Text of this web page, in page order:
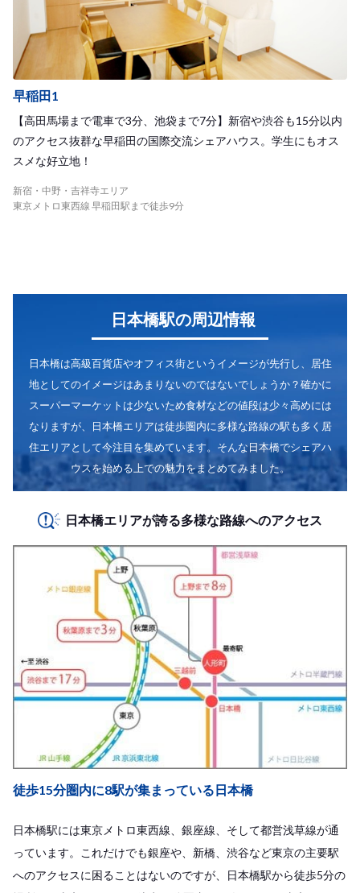
早稲田1
【高田馬場まで電車で3分、池袋まで7分】新宿や渋谷も15分以内
のアクセス抜群な早稲田の国際交流シェアハウス。学生にもオス
スメな好立地！
新宿・中野・吉祥寺エリア
東京メトロ東西線 早稲田駅まで徒歩9分
日本橋駅の周辺情報
日本橋は高級百貨店やオフィス街というイメージが先行し、居住
地としてのイメージはあまりないのではないでしょうか？確かに
スーパーマーケットは少ないため食材などの値段は少々高めには
なりますが、日本橋エリアは徒歩圏内に多様な路線の駅も多く居
住エリアとして今注目を集めています。そんな日本橋でシェアハ
ウスを始める上での魅力をまとめてみました。
日本橋エリアが誇る多様な路線へのアクセス
徒歩15分圏内に8駅が集まっている日本橋
日本橋駅には東京メトロ東西線、銀座線、そして都営浅草線が通
っています。これだけでも銀座や、新橋、渋谷など東京の主要駅
へのアクセスに困ることはないのですが、日本橋駅から徒歩5分の